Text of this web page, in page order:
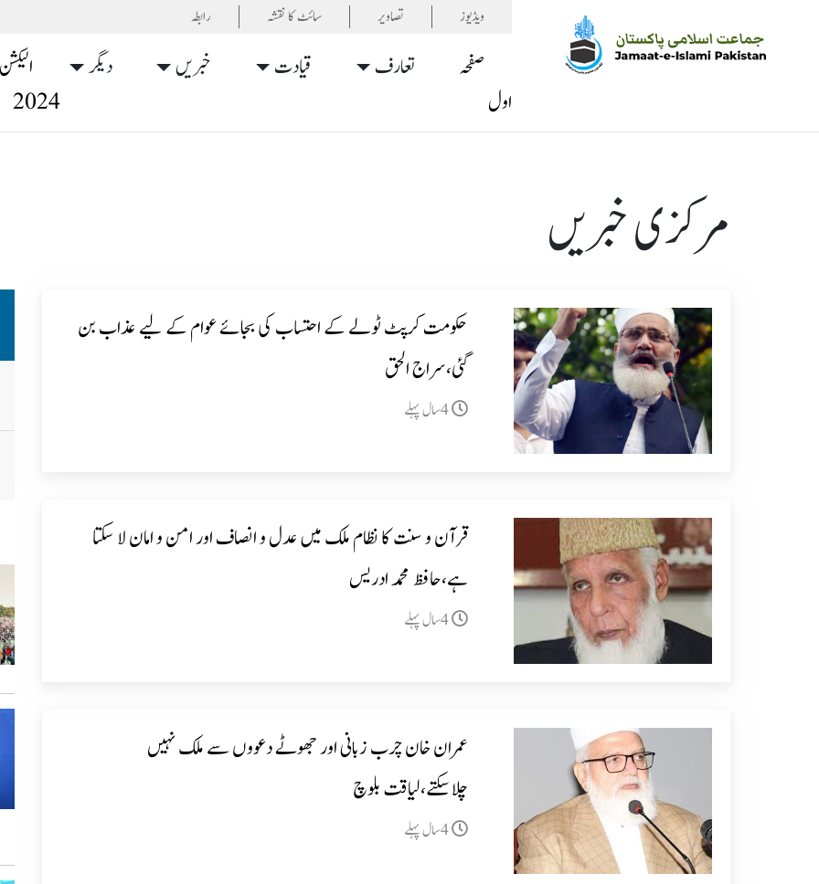
ویڈیوز تصاویر سائٹ کا نقشہ رابطہ
صفحہ
اول
تعارف قیادت خبریں دیگر
الیکشن
2024
مرکزی خبریں
حکومت کرپٹ ٹولے کے احتساب کی بجائے عوام کے لیے عذاب بن
گئی،سراج الحق
قرآن و سنت کا نظام ملک میں عدل و انصاف اور امن و امان لا سکتا
ہے،حافظ محمد ادریس
عمران خان چرب زبانی اور جھوٹے دعووں سے ملک نہیں
چلاسکتے،لیاقت بلوچ